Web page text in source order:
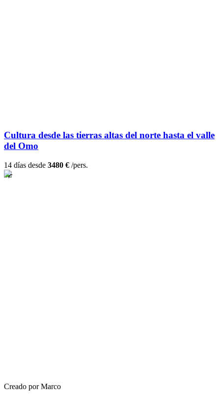
Cultura desde las tierras altas del norte hasta el valle
del Omo
14 días desde 3480 € /pers.
Creado por Marco